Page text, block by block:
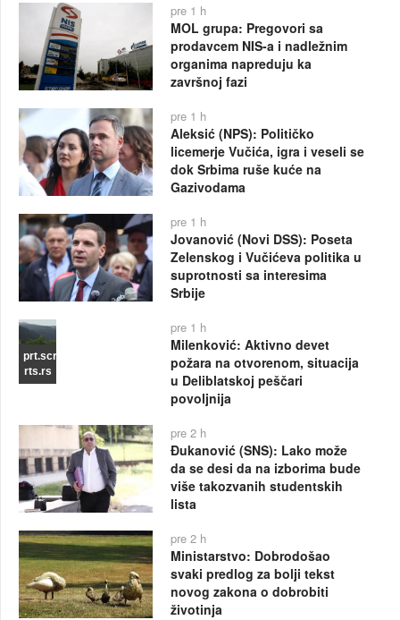
pre 1 h
MOL grupa: Pregovori sa
prodavcem NIS-a i nadležnim
organima napreduju ka
završnoj fazi
pre 1 h
Aleksić (NPS): Političko
licemerje Vučića, igra i veseli se
dok Srbima ruše kuće na
Gazivodama
pre 1 h
Jovanović (Novi DSS): Poseta
Zelenskog i Vučićeva politika u
suprotnosti sa interesima
Srbije
prt.scr
rts.rs
pre 1 h
Milenković: Aktivno devet
požara na otvorenom, situacija
u Deliblatskoj peščari
povoljnija
pre 2 h
Đukanović (SNS): Lako može
da se desi da na izborima bude
više takozvanih studentskih
lista
pre 2 h
Ministarstvo: Dobrodošao
svaki predlog za bolji tekst
novog zakona o dobrobiti
životinja